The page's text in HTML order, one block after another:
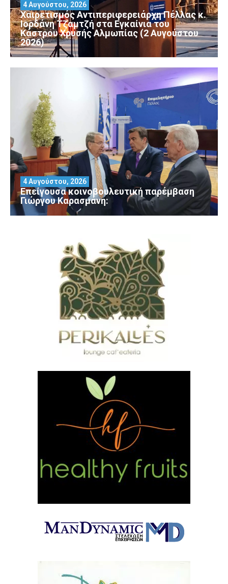
Χαιρετισμός Αντιπεριφερειάρχη Πέλλας κ.
Ιορδάνη Τζαμτζή στα Εγκαίνια του
Κάστρου Χρυσής Αλμωπίας (2 Αυγούστου
2026)
4 Αυγούστου, 2026
Επείγουσα κοινοβουλευτική παρέμβαση
Γιώργου Καρασμάνη:
4 Αυγούστου, 2026